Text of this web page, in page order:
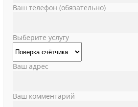
Ваш телефон (обязательно)
Выберите услугу
Ваш адрес
Ваш комментарий